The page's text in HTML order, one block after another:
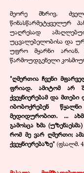
მეორე მხრივ,
წინასწარმეტყველურ
უაღრესად
უცვალებელობისა და
უფრო მყარნი არიან,
წარმოუდგენელი
"ღმერთია ჩვენი
ფრიად. ამიტომ არ
ქვეყნიერებამ და
იბობოქრებენ
მედიდურობით. ...
გამოსცა ხმა
რომ მე ვარ ღმერთი;
ქვეყნიერებაზე" (ფსალმ.